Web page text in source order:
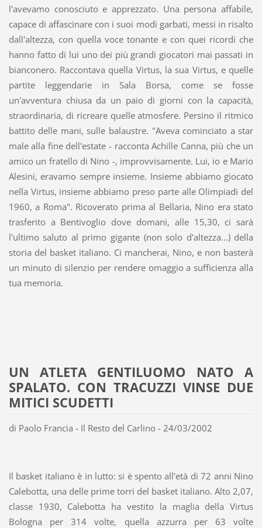
l'avevamo conosciuto e apprezzato. Una persona affabile,
capace di affascinare con i suoi modi garbati, messi in risalto
dall'altezza, con quella voce tonante e con quei ricordi che
hanno fatto di lui uno dei più grandi giocatori mai passati in
bianconero. Raccontava quella Virtus, la sua Virtus, e quelle
partite leggendarie in Sala Borsa, come se fosse
un'avventura chiusa da un paio di giorni con la capacità,
straordinaria, di ricreare quelle atmosfere. Persino il ritmico
battito delle mani, sulle balaustre. "Aveva cominciato a star
male alla fine dell'estate - racconta Achille Canna, più che un
amico un fratello di Nino -, improvvisamente. Lui, io e Mario
Alesini, eravamo sempre insieme. Insieme abbiamo giocato
nella Virtus, insieme abbiamo preso parte alle Olimpiadi del
1960, a Roma". Ricoverato prima al Bellaria, Nino era stato
trasferito a Bentivoglio dove domani, alle 15,30, ci sarà
l'ultimo saluto al primo gigante (non solo d'altezza...) della
storia del basket italiano. Ci mancherai, Nino, e non basterà
un minuto di silenzio per rendere omaggio a sufficienza alla
tua memoria.
UN ATLETA GENTILUOMO NATO A
SPALATO. CON TRACUZZI VINSE DUE
MITICI SCUDETTI
di Paolo Francia - Il Resto del Carlino - 24/03/2002
Il basket italiano è in lutto: si è spento all'età di 72 anni Nino
Calebotta, una delle prime torri del basket italiano. Alto 2,07,
classe 1930, Calebotta ha vestito la maglia della Virtus
Bologna per 314 volte, quella azzurra per 63 volte